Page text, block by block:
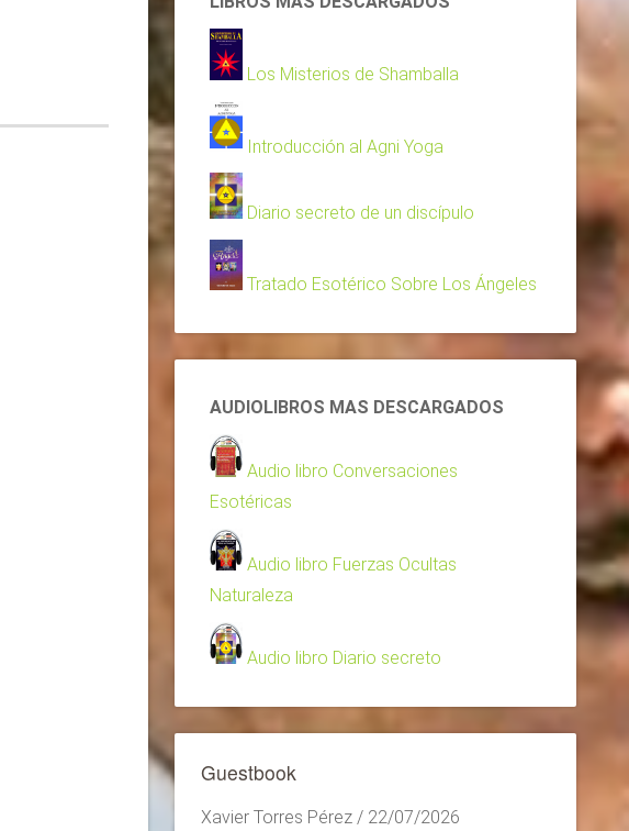
Los Misterios de Shamballa
Introducción al Agni Yoga
Diario secreto de un discípulo
Tratado Esotérico Sobre Los Ángeles
AUDIOLIBROS MAS DESCARGADOS
Audio libro Conversaciones
Esotéricas
Audio libro Fuerzas Ocultas
Naturaleza
Audio libro Diario secreto
Guestbook
Xavier Torres Pérez / 22/07/2026